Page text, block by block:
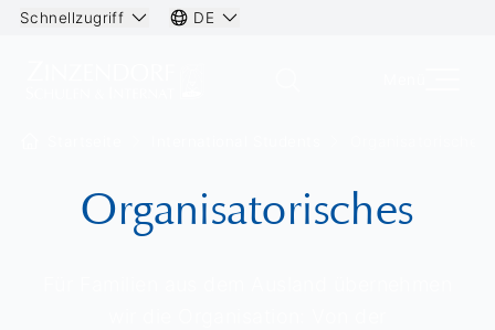
Schnellzugriff DE
Organisatorisches